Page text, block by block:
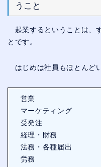
うこと
起業するということは、
とです。
はじめは社員もほとんど
営業
マーケティング
受発注
経理・財務
法務・各種届出
労務